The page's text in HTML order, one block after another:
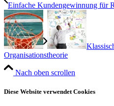
Einfache Kundengewinnung für
Organisationstheorie
Nach oben scrollen
Diese Website verwendet Cookies